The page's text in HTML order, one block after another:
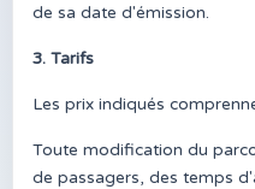
de sa date d'émission.
3. Tarifs
Les prix indiqués
Toute modification du
de passagers, des temps